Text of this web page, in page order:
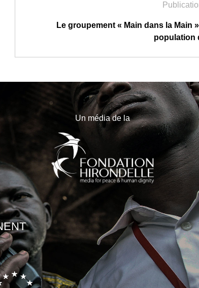
Le groupement « Main dans la Main
population
Un média de la